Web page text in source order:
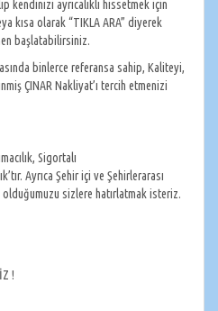
kendinizi ayrıcalıklı hissetmek için
kısa olarak “TIKLA ARA” diyerek
başlatabilirsiniz.
binlerce referansa sahip, Kaliteyi,
ÇINAR Nakliyat’ı tercih etmenizi
Sigortalı
Ayrıca Şehir içi ve Şehirlerarası
olduğumuzu sizlere hatırlatmak isteriz.
!